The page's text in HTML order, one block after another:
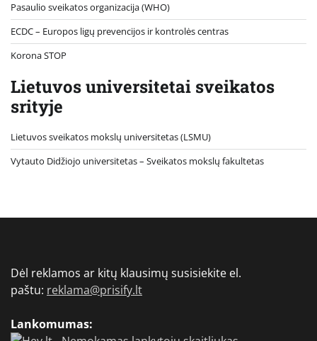
Pasaulio sveikatos organizacija (WHO)
ECDC – Europos ligų prevencijos ir kontrolės centras
Korona STOP
Lietuvos universitetai sveikatos
srityje
Lietuvos sveikatos mokslų universitetas (LSMU)
Vytauto Didžiojo universitetas– Sveikatos mokslų fakultetas
Dėl reklamos ar kitų klausimų susisiekite el.
paštu: reklama@prisify.lt
Lankomumas: